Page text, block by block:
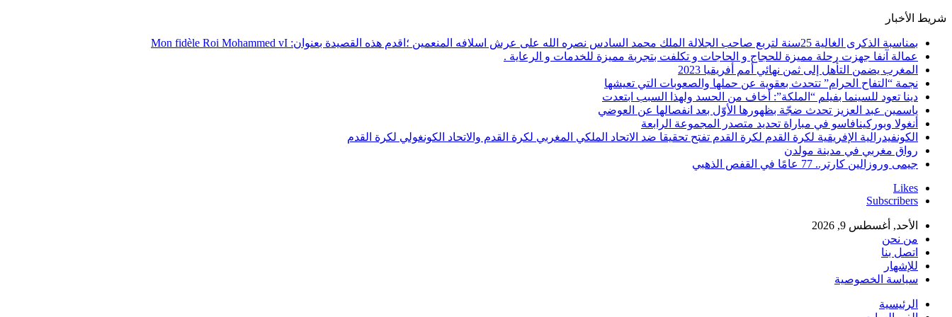
شريط الأخبار
بمناسبة الذكرى الغالية 25سنة لتربع صاحب الجلالة الملك محمد السادس نصره الله على عرش اسلافه المنعمين ؛اقدم هذه القصيدة بعنوان: Mon fidèle Roi Mohammed vI
عمالة آنفا جهزت رحلة مميزة للحجاج و الحاجات و تكلفت بتجربة مميزة للخدمات و الرعاية .
المغرب يضمن التأهل إلى ثمن نهائي أمم أفريقيا 2023
نجمة “التفاح الحرام” تتحدث بعقوية عن حملها والصعوبات التي تعيشها
دينا تعود للسينما بفيلم “الملكة”: أخاف من الحسد ولهذا السبب ابتعدت
ياسمين عبد العزيز تحدث ضجّة بظهورها الأوّل بعد انفصالها عن العوضي
أنغولا وبوركينافاسو في مباراة تحديد متصدر المجموعة الرابعة
الكونفيدرالية الإفريقية لكرة القدم لكرة القدم تفتح تحقيقا ضد الاتحاد الملكي المغربي لكرة القدم والاتحاد الكونغولي لكرة القدم
رواق مغربي في مدينة مولدن
جيمى وروزالين كارتر.. 77 عامًا في القفص الذهبي
Likes
Subscribers
الأحد, أغسطس 9, 2026
من نحن
اتصل بنا
للإشهار
سياسة الخصوصية
الرئيسية